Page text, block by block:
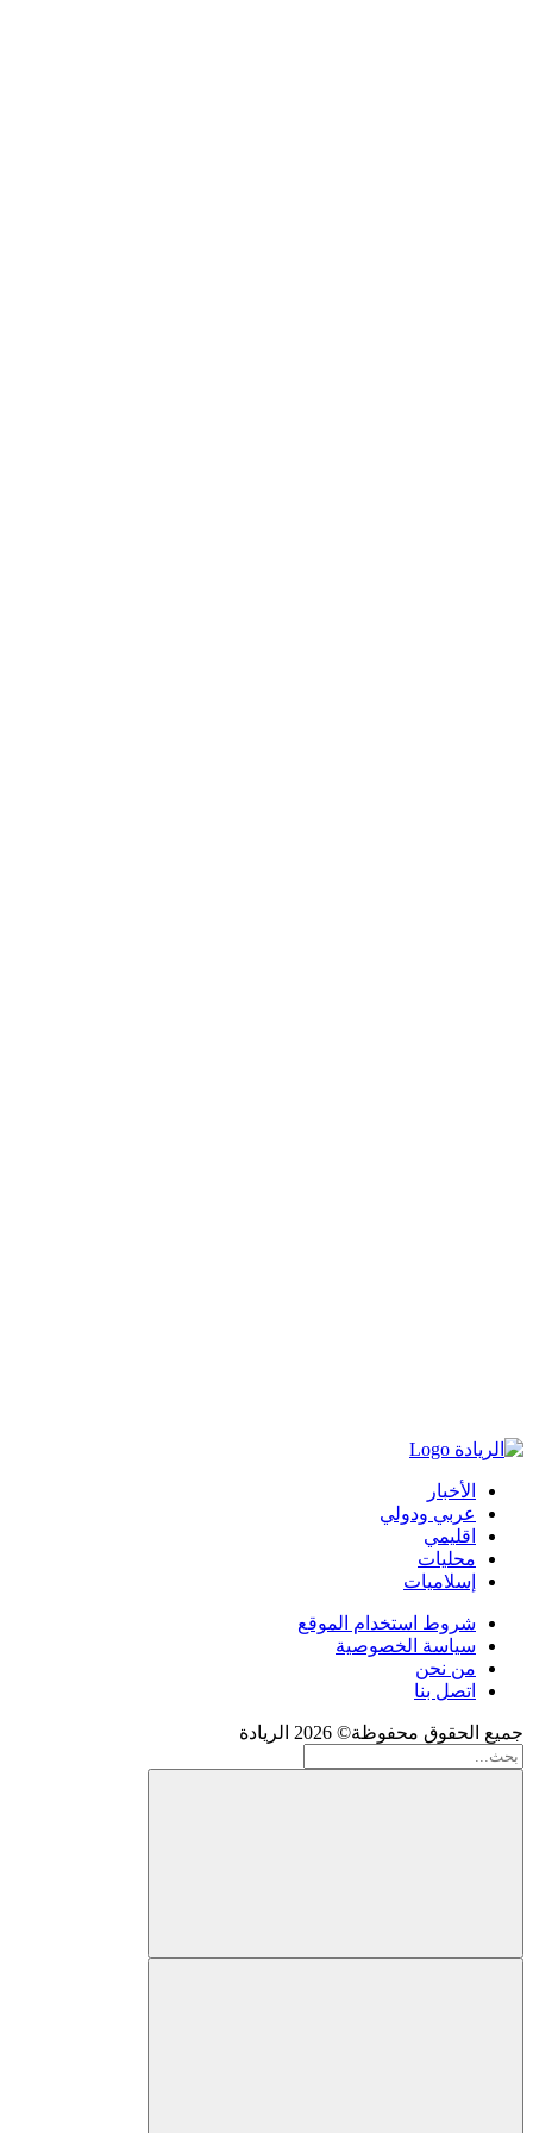
الأخبار
عربي ودولي
اقليمي
محليات
إسلاميات
شروط استخدام الموقع
سياسة الخصوصية
من نحن
اتصل بنا
جميع الحقوق محفوظة© 2026 الريادة